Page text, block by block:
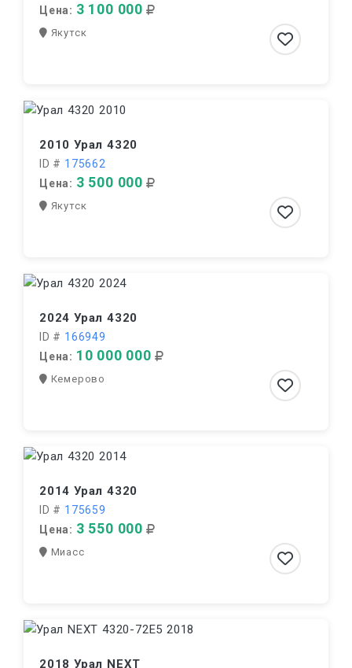
Цена: 3 100 000
Якутск
2010 Урал 4320
ID # 175662
Цена: 3 500 000
Якутск
2024 Урал 4320
ID # 166949
Цена: 10 000 000
Кемерово
2014 Урал 4320
ID # 175659
Цена: 3 550 000
Миасс
2018 Урал NEXT